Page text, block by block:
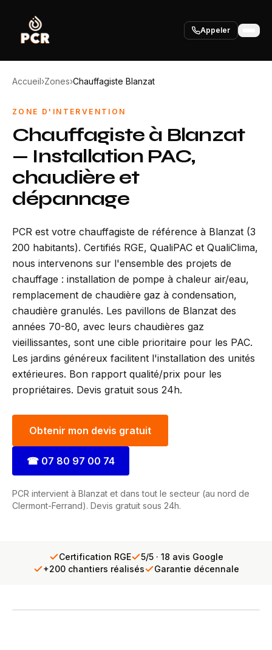
Appeler
Accueil›Zones›Chauffagiste Blanzat
ZONE D'INTERVENTION
Chauffagiste à Blanzat
— Installation PAC,
chaudière et
dépannage
PCR est votre chauffagiste de référence à Blanzat (3
200 habitants). Certifiés RGE, QualiPAC et QualiClima,
nous intervenons sur l'ensemble des projets de
chauffage : installation de pompe à chaleur air/eau,
remplacement de chaudière gaz à condensation,
chaudière granulés. Les pavillons de Blanzat des
années 70-80, avec leurs chaudières gaz
vieillissantes, sont une cible prioritaire pour les PAC.
Les jardins généreux facilitent l'installation des unités
extérieures. Bon rapport qualité/prix pour les
propriétaires. Devis gratuit sous 24h.
Obtenir mon devis gratuit
☎ 07 80 97 00 74
PCR intervient à Blanzat et dans tout le secteur (au nord de
Clermont-Ferrand). Devis gratuit sous 24h.
Certification RGE
5/5 · 18 avis Google
+200 chantiers réalisés
Garantie décennale